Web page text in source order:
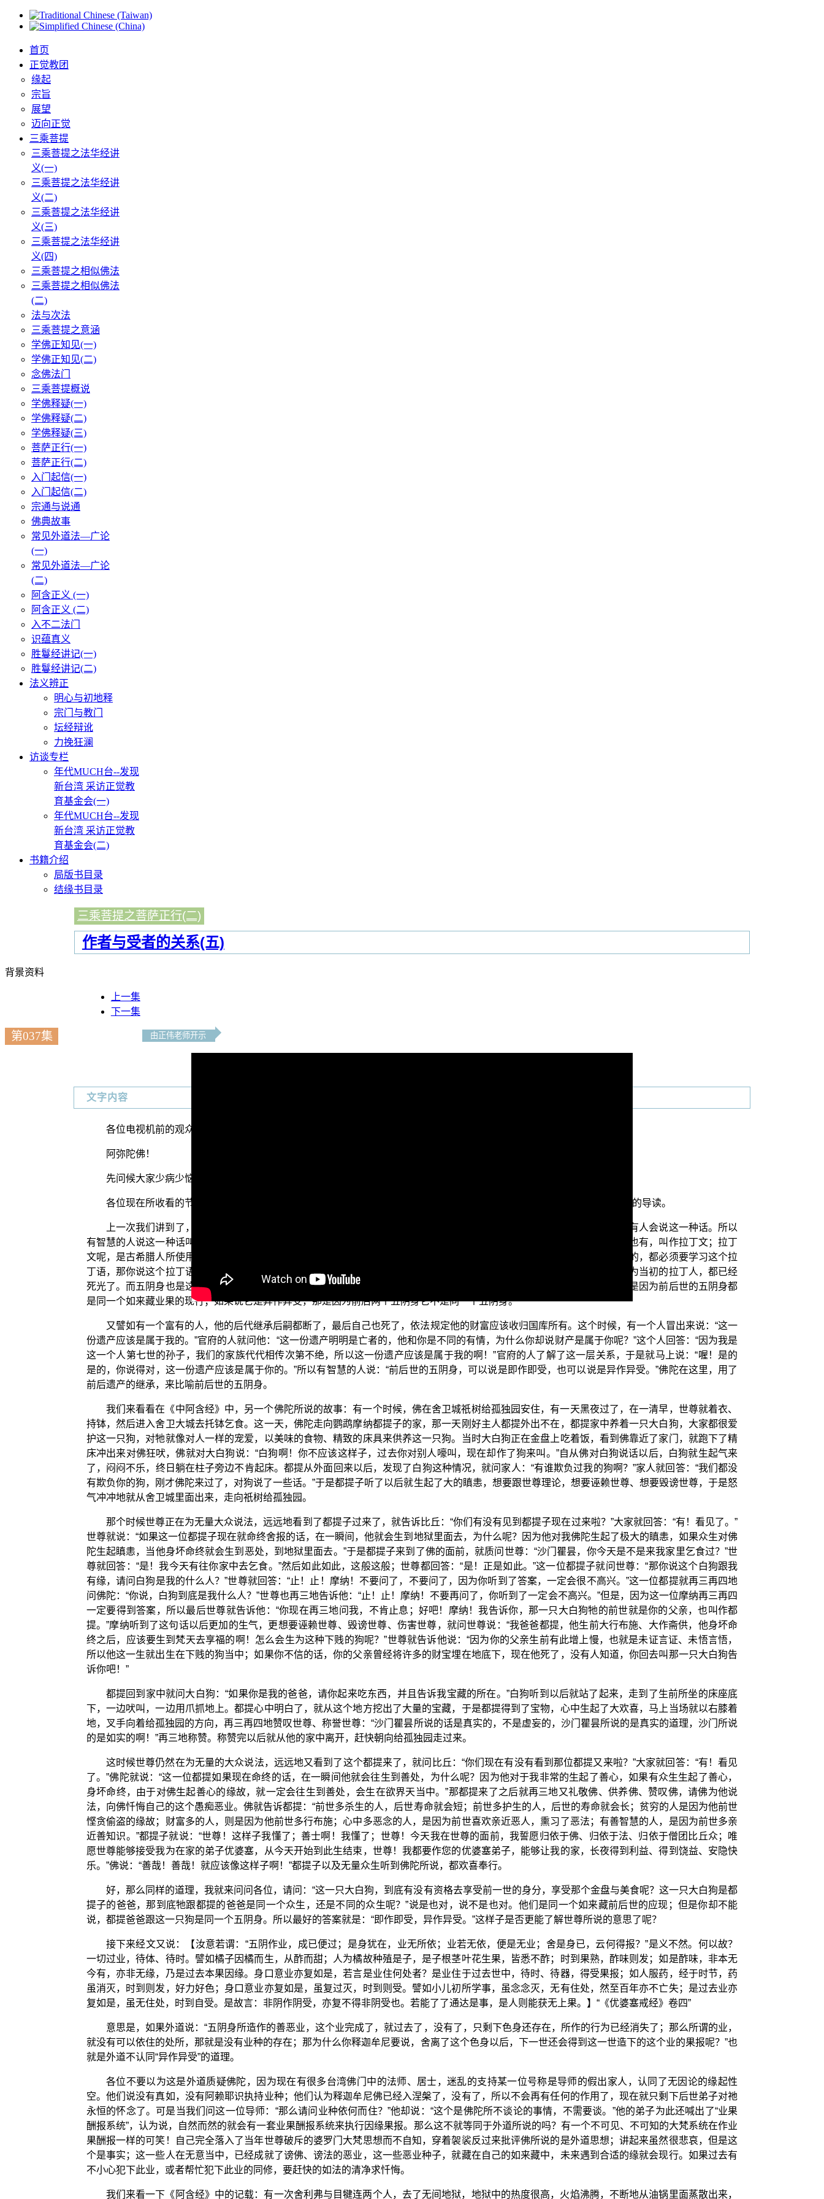
首页
正觉教团
缘起
宗旨
展望
迈向正觉
三乘菩提
三乘菩提之法华经讲
义(一)
三乘菩提之法华经讲
义(二)
三乘菩提之法华经讲
义(三)
三乘菩提之法华经讲
义(四)
三乘菩提之相似佛法
三乘菩提之相似佛法
(二)
法与次法
三乘菩提之意涵
学佛正知见(一)
学佛正知见(二)
念佛法门
三乘菩提概说
学佛释疑(一)
学佛释疑(二)
学佛释疑(三)
菩萨正行(一)
菩萨正行(二)
入门起信(一)
入门起信(二)
宗通与说通
佛典故事
常见外道法—广论
(一)
常见外道法—广论
(二)
阿含正义 (一)
阿含正义 (二)
入不二法门
识蕴真义
胜鬘经讲记(一)
胜鬘经讲记(二)
法义辨正
明心与初地释
宗门与教门
坛经辩讹
力挽狂澜
访谈专栏
年代MUCH台--发现
新台湾 采访正觉教
育基金会(一)
年代MUCH台--发现
新台湾 采访正觉教
育基金会(二)
书籍介绍
局版书目录
结缘书目录
三乘菩提之菩萨正行(二)
作者与受者的关系(五)
背景资料
上一集
下一集
第037集 由正伟老师开示
文字内容
各位电视机前的观众朋友们：
阿弥陀佛！
先问候大家少病少恼否？色身康泰否？游步轻利否？众生易度否？
各位现在所收看的节目是佛教正觉同修会为各位准备的“菩萨正行”的节目，也就是平实导师的著作菩萨《优婆塞戒经讲记》的导读。
上一次我们讲到了，佛说到就好像阿坻耶语，也就是上古时代所用的梵语；现在已经没有人在使用阿坻耶语了，可是仍然有人会说这一种话。所以
有智慧的人说这一种话叫作阿坻耶语，但是也可以说那阿坻耶语早就已经断啦！所以这种话不算是阿坻耶语。这种情形在现代也有，叫作拉丁文；拉丁
文呢，是古希腊人所使用的文字语言，现在已经没有民族在使用这一套语言了。可是由于在各个大学里面，学文学的、学理科的，都必须要学习这个拉
丁语，那你说这个拉丁语，它到底是不是拉丁语呢？如果说它是拉丁语，对！因为代代相传；如果说它不是拉丁语，也对！因为当初的拉丁人，都已经
死光了。而五阴身也是这样的，可以说前世的五阴身跟后世的五阴身是即作即受，也可以说是异作异受。说它是即作即受，那是因为前后世的五阴身都
是同一个如来藏业果的现行；如果说它是异作异受，那是因为前后两个五阴身它不是同一个五阴身。
又譬如有一个富有的人，他的后代继承后嗣都断了，最后自己也死了，依法规定他的财富应该收归国库所有。这个时候，有一个人冒出来说：“这一
份遗产应该是属于我的。”官府的人就问他：“这一份遗产明明是亡者的，他和你是不同的有情，为什么你却说财产是属于你呢？”这个人回答：“因为我是
这一个人第七世的孙子，我们的家族代代相传次第不绝，所以这一份遗产应该是属于我的啊！”官府的人了解了这一层关系，于是就马上说：“喔！是的
是的，你说得对，这一份遗产应该是属于你的。”所以有智慧的人说：“前后世的五阴身，可以说是即作即受，也可以说是异作异受。”佛陀在这里，用了
前后遗产的继承，来比喻前后世的五阴身。
我们来看看在《中阿含经》中，另一个佛陀所说的故事：有一个时候，佛在舍卫城祇树给孤独园安住，有一天黑夜过了，在一清早，世尊就着衣、
持钵，然后进入舍卫大城去托钵乞食。这一天，佛陀走向鹦鹉摩纳都提子的家，那一天刚好主人都提外出不在，都提家中养着一只大白狗，大家都很爱
护这一只狗，对牠就像对人一样的宠爱，以美味的食物、精致的床具来供养这一只狗。当时大白狗正在金盘上吃着饭，看到佛靠近了家门，就跑下了精
床冲出来对佛狂吠，佛就对大白狗说：“白狗啊！你不应该这样子，过去你对别人嚎叫，现在却作了狗来叫。”自从佛对白狗说话以后，白狗就生起气来
了，闷闷不乐，终日躺在柱子旁边不肯起床。都提从外面回来以后，发现了白狗这种情况，就问家人：“有谁欺负过我的狗啊？”家人就回答：“我们都没
有欺负你的狗，刚才佛陀来过了，对狗说了一些话。”于是都提子听了以后就生起了大的瞋恚，想要跟世尊理论，想要诬赖世尊、想要毁谤世尊，于是怒
气冲冲地就从舍卫城里面出来，走向祇树给孤独园。
那个时候世尊正在为无量大众说法，远远地看到了都提子过来了，就告诉比丘：“你们有没有见到都提子现在过来啦？”大家就回答：“有！看见了。”
世尊就说：“如果这一位都提子现在就命终舍报的话，在一瞬间，他就会生到地狱里面去，为什么呢？因为他对我佛陀生起了极大的瞋恚，如果众生对佛
陀生起瞋恚，当他身坏命终就会生到恶处，到地狱里面去。”于是都提子来到了佛的面前，就质问世尊：“沙门瞿昙，你今天是不是来我家里乞食过？”世
尊就回答：“是！我今天有往你家中去乞食。”然后如此如此，这般这般；世尊都回答：“是！正是如此。”这一位都提子就问世尊：“那你说这个白狗跟我
有缘，请问白狗是我的什么人？”世尊就回答：“止！止！摩纳！不要问了，不要问了，因为你听到了答案，一定会很不高兴。”这一位都提就再三再四地
问佛陀：“你说，白狗到底是我什么人？”世尊也再三地告诉他：“止！止！摩纳！不要再问了，你听到了一定会不高兴。”但是，因为这一位摩纳再三再四
一定要得到答案，所以最后世尊就告诉他：“你现在再三地问我，不肯止息；好吧！摩纳！我告诉你，那一只大白狗牠的前世就是你的父亲，也叫作都
提。”摩纳听到了这句话以后更加的生气，更想要诬赖世尊、毁谤世尊、伤害世尊，就问世尊说：“我爸爸都提，他生前大行布施、大作斋供，他身坏命
终之后，应该要生到梵天去享福的啊！怎么会生为这种下贱的狗呢？”世尊就告诉他说：“因为你的父亲生前有此增上慢，也就是未证言证、未悟言悟，
所以他这一生就出生在下贱的狗当中；如果你不信的话，你的父亲曾经将许多的财宝埋在地底下，现在他死了，没有人知道，你回去叫那一只大白狗告
诉你吧！”
都提回到家中就问大白狗：“如果你是我的爸爸，请你起来吃东西，并且告诉我宝藏的所在。”白狗听到以后就站了起来，走到了生前所坐的床座底
下，一边吠叫，一边用爪抓地上。都提心中明白了，就从这个地方挖出了大量的宝藏，于是都提得到了宝物，心中生起了大欢喜，马上当场就以右膝着
地，叉手向着给孤独园的方向，再三再四地赞叹世尊、称誉世尊：“沙门瞿昙所说的话是真实的，不是虚妄的，沙门瞿昙所说的是真实的道理，沙门所说
的是如实的啊！”再三地称赞。称赞完以后就从他的家中离开，赶快朝向给孤独园走过来。
这时候世尊仍然在为无量的大众说法，远远地又看到了这个都提来了，就问比丘：“你们现在有没有看到那位都提又来啦？”大家就回答：“有！看见
了。”佛陀就说：“这一位都提如果现在命终的话，在一瞬间他就会往生到善处，为什么呢？因为他对于我非常的生起了善心，如果有众生生起了善心，
身坏命终，由于对佛生起善心的缘故，就一定会往生到善处，会生在欲界天当中。”那都提来了之后就再三地又礼敬佛、供养佛、赞叹佛，请佛为他说
法，向佛忏悔自己的这个愚痴恶业。佛就告诉都提：“前世多杀生的人，后世寿命就会短；前世多护生的人，后世的寿命就会长；贫穷的人是因为他前世
悭贪偷盗的缘故；财富多的人，则是因为他前世多行布施；心中多恶念的人，是因为前世喜欢亲近恶人，熏习了恶法；有善智慧的人，是因为前世多亲
近善知识。”都提子就说：“世尊！这样子我懂了；善士啊！我懂了；世尊！今天我在世尊的面前，我誓愿归依于佛、归依于法、归依于僧团比丘众；唯
愿世尊能够接受我为在家的弟子优婆塞，从今天开始到此生结束，世尊！我都要作您的优婆塞弟子，能够让我的家，长夜得到利益、得到饶益、安隐快
乐。”佛说：“善哉！善哉！就应该像这样子啊！”都提子以及无量众生听到佛陀所说，都欢喜奉行。
好，那么同样的道理，我就来问问各位，请问：“这一只大白狗，到底有没有资格去享受前一世的身分，享受那个金盘与美食呢？这一只大白狗是都
提子的爸爸，那到底牠跟都提的爸爸是同一个众生，还是不同的众生呢？”说是也对，说不是也对。他们是同一个如来藏前后世的应现；但是你却不能
说，都提爸爸跟这一只狗是同一个五阴身。所以最好的答案就是：“即作即受，异作异受。”这样子是否更能了解世尊所说的意思了呢？
接下来经文又说：【汝意若谓：“五阴作业，成已便过；是身犹在，业无所依；业若无依，便是无业；舍是身已，云何得报？”是义不然。何以故？
一切过业，待体、待时。譬如橘子因橘而生，从酢而甜；人为橘故种殖是子，是子根茎叶花生果，皆悉不酢；时到果熟，酢味则发；如是酢味，非本无
今有，亦非无缘，乃是过去本果因缘。身口意业亦复如是，若言是业住何处者？是业住于过去世中，待时、待器，得受果报；如人服药，经于时节，药
虽消灭，时到则发，好力好色；身口意业亦复如是，虽复过灭，时到则受。譬如小儿初所学事，虽念念灭，无有住处，然至百年亦不亡失；是过去业亦
复如是，虽无住处，时到自受。是故言：非阴作阴受，亦复不得非阴受也。若能了了通达是事，是人则能获无上果。】“《优婆塞戒经》卷四”
意思是，如果外道说：“五阴身所造作的善恶业，这个业完成了，就过去了，没有了，只剩下色身还存在，所作的行为已经消失了；那么所谓的业，
就没有可以依住的处所，那就是没有业种的存在；那为什么你释迦牟尼要说，舍离了这个色身以后，下一世还会得到这一世造下的这个业的果报呢？”也
就是外道不认同“异作异受”的道理。
各位不要以为这是外道质疑佛陀，因为现在有很多台湾佛门中的法师、居士，迷乱的支持某一位号称是导师的假出家人，认同了无因论的缘起性
空。他们说没有真如，没有阿赖耶识执持业种；他们认为释迦牟尼佛已经入涅槃了，没有了，所以不会再有任何的作用了，现在就只剩下后世弟子对祂
永恒的怀念了。可是当我们问这一位导师：“那么请问业种依何而住？”他却说：“这个是佛陀所不谈论的事情，不需要谈。”他的弟子为此还喊出了“业果
酬报系统”，认为说，自然而然的就会有一套业果酬报系统来执行因缘果报。那么这不就等同于外道所说的吗？有一个不可见、不可知的大梵系统在作业
果酬报一样的可笑！自己完全落入了当年世尊破斥的婆罗门大梵思想而不自知，穿着袈裟反过来批评佛所说的是外道思想；讲起来虽然很悲哀，但是这
个是事实；这一些人在无意当中，已经成就了谤佛、谤法的恶业，这一些恶业种子，就藏在自己的如来藏中，未来遇到合适的缘就会现行。如果过去有
不小心犯下此业，或者帮忙犯下此业的同修，要赶快的如法的清净求忏悔。
我们来看一下《阿含经》中的记载：有一次舍利弗与目犍连两个人，去了无间地狱，地狱中的热度很高，火焰沸腾，不断地从油锅里面蒸散出来，